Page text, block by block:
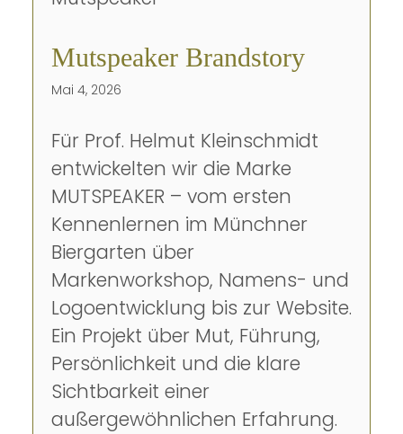
Mutspeaker Brandstory
Mai 4, 2026
Für Prof. Helmut Kleinschmidt
entwickelten wir die Marke
MUTSPEAKER – vom ersten
Kennenlernen im Münchner
Biergarten über
Markenworkshop, Namens- und
Logoentwicklung bis zur Website.
Ein Projekt über Mut, Führung,
Persönlichkeit und die klare
Sichtbarkeit einer
außergewöhnlichen Erfahrung.